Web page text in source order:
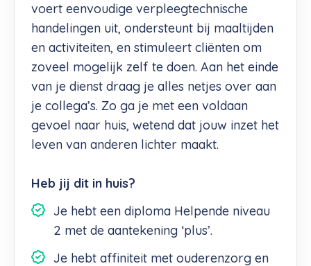
voert eenvoudige verpleegtechnische
handelingen uit, ondersteunt bij maaltijden
en activiteiten, en stimuleert cliënten om
zoveel mogelijk zelf te doen. Aan het einde
van je dienst draag je alles netjes over aan
je collega’s. Zo ga je met een voldaan
gevoel naar huis, wetend dat jouw inzet het
leven van anderen lichter maakt.
Heb jij dit in huis?
Je hebt een diploma Helpende niveau
2 met de aantekening ‘plus’.
Je hebt affiniteit met ouderenzorg en